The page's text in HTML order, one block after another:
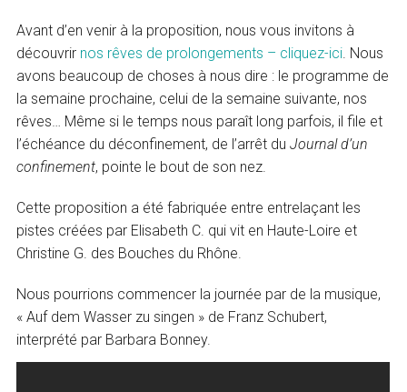
Avant d’en venir à la proposition, nous vous invitons à
découvrir nos rêves de prolongements – cliquez-ici . Nous
avons beaucoup de choses à nous dire : le programme de
la semaine prochaine, celui de la semaine suivante, nos
rêves… Même si le temps nous paraît long parfois, il file et
l’échéance du déconfinement, de l’arrêt duJournal d’un
confinement, pointe le bout de son nez.
Cette proposition a été fabriquée entre entrelaçant les
pistes créées par Elisabeth C. qui vit en Haute-Loire et
Christine G. des Bouches du Rhône.
Nous pourrions commencer la journée par de la musique,
« Auf dem Wasser zu singen » de Franz Schubert,
interprété par Barbara Bonney.